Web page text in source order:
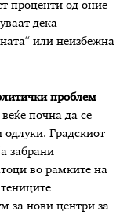
проценти од оние
дека
или неизбежна
проблем
почна да се
одлуки. Градскиот
забрани
во рамките на
за нови центри за